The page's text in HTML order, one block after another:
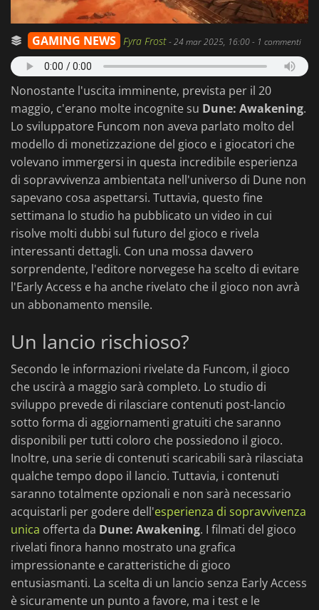
GAMING NEWS Fyra Frost-24 mar 2025, 16:00- 1 commenti
Nonostante l'uscita imminente, prevista per il 20
maggio, c'erano molte incognite su Dune: Awakening.
Lo sviluppatore Funcom non aveva parlato molto del
modello di monetizzazione del gioco e i giocatori che
volevano immergersi in questa incredibile esperienza
di sopravvivenza ambientata nell'universo di Dune non
sapevano cosa aspettarsi. Tuttavia, questo fine
settimana lo studio ha pubblicato un video in cui
risolve molti dubbi sul futuro del gioco e rivela
interessanti dettagli. Con una mossa davvero
sorprendente, l'editore norvegese ha scelto di evitare
l'Early Access e ha anche rivelato che il gioco non avrà
un abbonamento mensile.
Un lancio rischioso?
Secondo le informazioni rivelate da Funcom, il gioco
che uscirà a maggio sarà completo. Lo studio di
sviluppo prevede di rilasciare contenuti post-lancio
sotto forma di aggiornamenti gratuiti che saranno
disponibili per tutti coloro che possiedono il gioco.
Inoltre, una serie di contenuti scaricabili sarà rilasciata
qualche tempo dopo il lancio. Tuttavia, i contenuti
saranno totalmente opzionali e non sarà necessario
acquistarli per godere dell'esperienza di sopravvivenza
unica offerta da Dune: Awakening. I filmati del gioco
rivelati finora hanno mostrato una grafica
impressionante e caratteristiche di gioco
entusiasmanti. La scelta di un lancio senza Early Access
è sicuramente un punto a favore, ma i test e le